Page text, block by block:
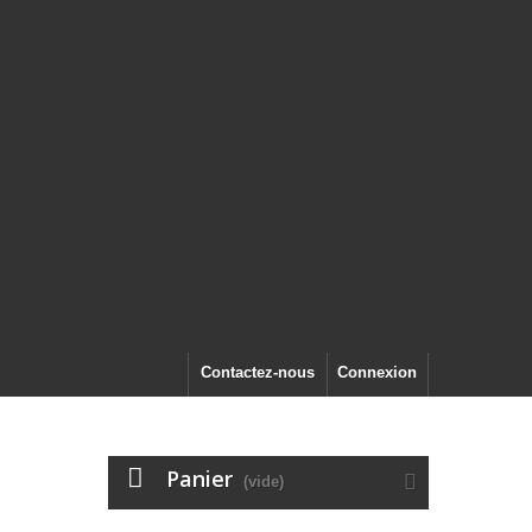
Connexion
Contactez-nous
Panier (vide)